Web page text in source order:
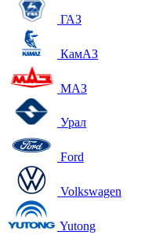
ГАЗ
КамАЗ
МАЗ
Урал
Ford
Volkswagen
Yutong